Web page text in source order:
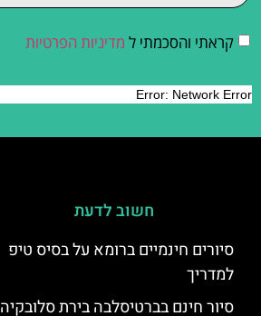
קראתי והסכמתי ל מדיניות הפרטיות
חשוב לדעת
סיורים חינמיים ברומא על בסיס טיפ
למדריך
סיור חינם בברטיסלבה בירת סלובקיה